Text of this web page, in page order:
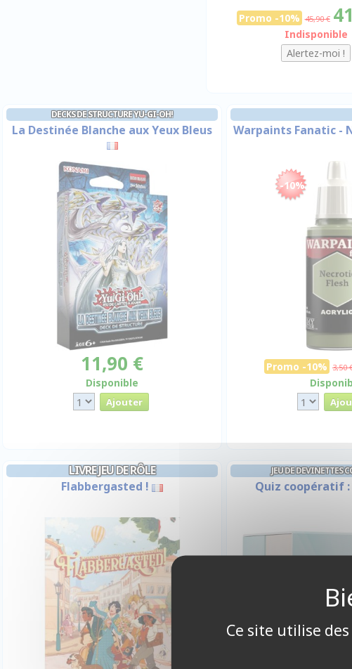
Promo -10% 45,90 €
Indisponible
DECKS DE STRUCTURE YU-GI-OH!
La Destinée Blanche aux Yeux Bleus
11,90 €
Disponible
Warpaints Fanatic -
-10%
Promo -10% 3,50
LIVRE JEU DE RÔLE
Flabbergasted !
JEU DE DEVINETTES
Quiz coopératif
Ce site utilise